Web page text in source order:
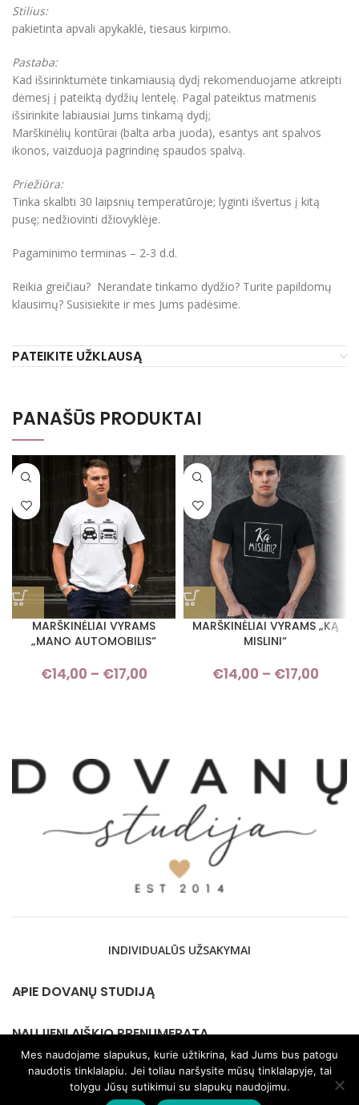
Stilius:
pakietinta apvali apykaklė, tiesaus kirpimo.
Pastaba:
Kad išsirinktumėte tinkamiausią dydį rekomenduojame atkreipti
dėmesį į pateiktą dydžių lentelę. Pagal pateiktus matmenis
išsirinkite labiausiai Jums tinkamą dydį;
Marškinėlių kontūrai (balta arba juoda), esantys ant spalvos
ikonos, vaizduoja pagrindinę spaudos spalvą.
Priežiūra:
Tinka skalbti 30 laipsnių temperatūroje; lyginti išvertus į kitą
pusę; nedžiovinti džiovyklėje.
Pagaminimo terminas – 2-3 d.d.
Reikia greičiau? Nerandate tinkamo dydžio? Turite papildomų
klausimų? Susisiekite ir mes Jums padėsime.
PATEIKITE UŽKLAUSĄ
PANAŠŪS PRODUKTAI
MARŠKINĖLIAI VYRAMS
„MANO AUTOMOBILIS“
€14,00 – €17,00
Price range: €14,00 through
MARŠKINĖLIAI VYRAMS „KĄ
MISLINI“
€14,00 – €17,00
INDIVIDUALŪS UŽSAKYMAI
APIE DOVANŲ STUDIJĄ
NAUJIENLAIŠKIO PRENUMERATA
KONTAKTAI
Mes naudojame slapukus, kurie užtikrina, kad Jums bus patogu
naudotis tinklalapiu. Jei toliau naršysite mūsų tinklalapyje, tai
tolygu Jūsų sutikimui su slapukų naudojimu.